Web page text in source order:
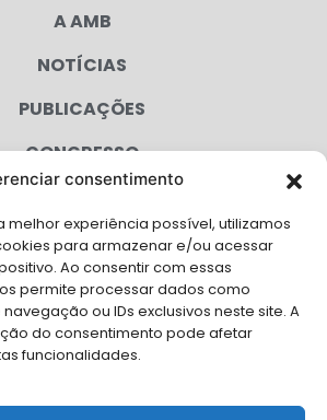
consentimento
melhor experiência possível, utilizamos
para armazenar e/ou acessar
Ao consentir com essas
permite processar dados como
ou IDs exclusivos neste site. A
do consentimento pode afetar
funcionalidades.
A AMB
NOTÍCIAS
PUBLICAÇÕES
CONGRESSO
CAMPANHAS
SERVIÇOS
FILIADAS
FALE CONOSCO